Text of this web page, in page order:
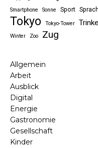
Smartphone Sonne Sport
Tokyo Tokyo-Tower
Winter Zoo Zug
Allgemein
Arbeit
Ausblick
Digital
Energie
Gastronomie
Gesellschaft
Kinder